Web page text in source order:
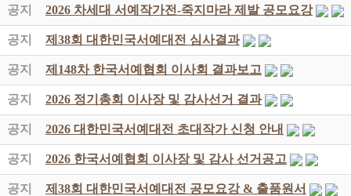
공지 2026 차세대 서예작가전-죽지마라 제발 공모요강
공지 제38회 대한민국서예대전 심사결과
공지 제148차 한국서예협회 이사회 결과보고
공지 2026 정기총회 이사장 및 감사선거 결과
공지 2026 대한민국서예대전 초대작가 신청 안내
공지 2026 한국서예협회 이사장 및 감사 선거공고
공지 제38회 대한민국서예대전 공모요강 & 출품원서